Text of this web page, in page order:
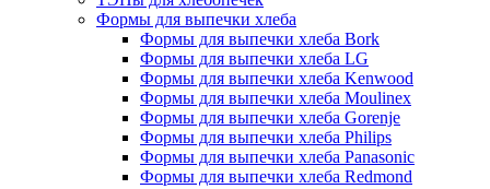
Формы для выпечки хлеба
Формы для выпечки хлеба Bork
Формы для выпечки хлеба LG
Формы для выпечки хлеба Kenwood
Формы для выпечки хлеба Moulinex
Формы для выпечки хлеба Gorenje
Формы для выпечки хлеба Philips
Формы для выпечки хлеба Panasonic
Формы для выпечки хлеба Redmond